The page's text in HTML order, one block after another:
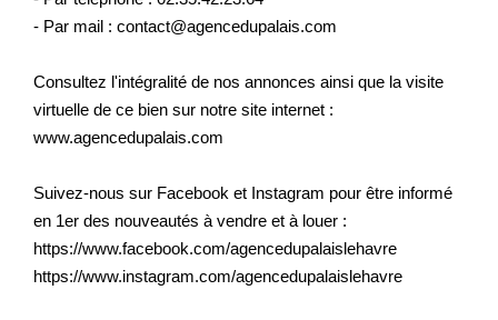
- Par mail : contact@agencedupalais.com
Consultez l'intégralité de nos annonces ainsi que la visite
virtuelle de ce bien sur notre site internet :
www.agencedupalais.com
Suivez-nous sur Facebook et Instagram pour être informé
en 1er des nouveautés à vendre et à louer :
https://www.facebook.com/agencedupalaislehavre
https://www.instagram.com/agencedupalaislehavre